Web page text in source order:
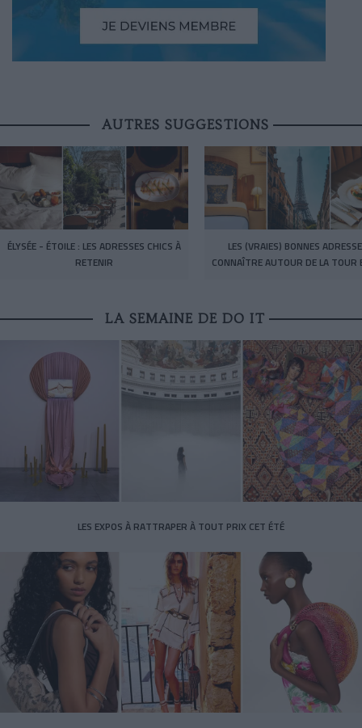
AUTRES SUGGESTIONS
ÉLYSÉE - ÉTOILE : LES ADRESSES CHICS À
RETENIR
LES (VRAIES) BONNES
CONNAÎTRE AUTOUR DE LA TOUR
LA SEMAINE DE DO IT
LES EXPOS À RATTRAPER À TOUT PRIX CET ÉTÉ